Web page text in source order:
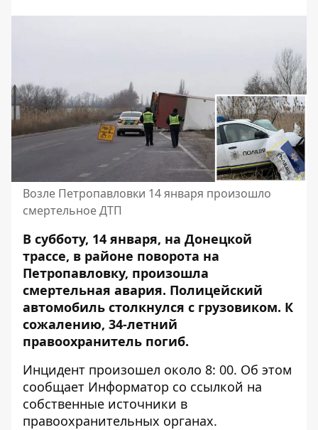
Возле Петропавловки 14 января произошло
смертельное ДТП
В субботу, 14 января, на Донецкой
трассе, в районе поворота на
Петропавловку, произошла
смертельная авария. Полицейский
автомобиль столкнулся с грузовиком. К
сожалению, 34-летний
правоохранитель погиб.
Инцидент произошел около 8: 00. Об этом
сообщает Информатор со ссылкой на
собственные источники в
правоохранительных органах.